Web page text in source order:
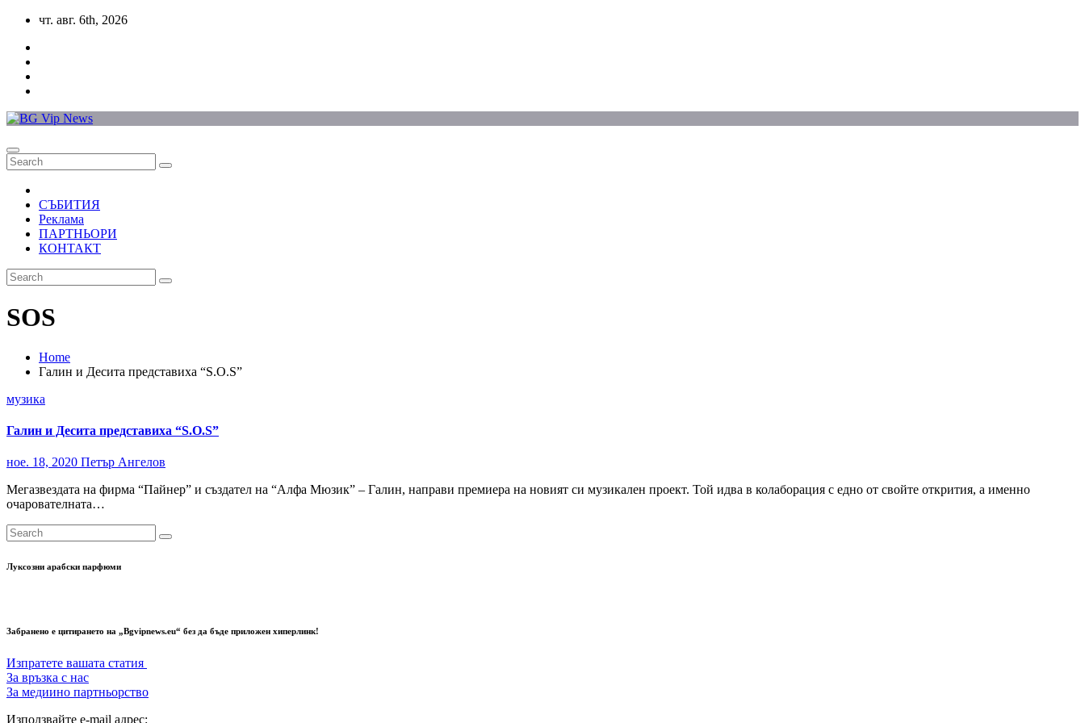
Skip
content
чт. авг. 6th, 2026
СЪБИТИЯ
Реклама
ПАРТНЬОРИ
КОНТАКТ
SOS
Home
Галин и Десита представиха “S.O.S”
музика
Галин и Десита представиха “S.O.S”
ное. 18, 2020 Петър Ангелов
Мегазвездата на фирма “Пайнер” и създател на “Алфа Мюзик” – Галин, направи премиера на новият си музикален проект. Той идва в колаборация с едно от свойте открития, а именно
очарователната…
Луксозни арабски парфюми
Забранено е цитирането на „Bgvipnews.eu“ без да бъде приложен хиперлинк!
Изпратете вашата статия
За връзка с нас
За медиино партньорство
Използвайте e-mail адрес: